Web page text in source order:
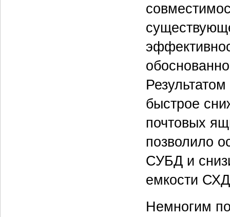
быстрое
почтовых
позволило
СУБД и
емкости
Немногим